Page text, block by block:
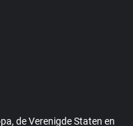
de Verenigde Staten en